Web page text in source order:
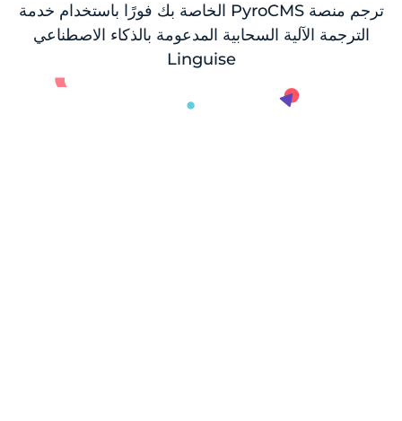
ترجم منصة PyroCMS الخاصة بك فورًا باستخدام خدمة
الترجمة الآلية السحابية المدعومة بالذكاء الاصطناعي
Linguise